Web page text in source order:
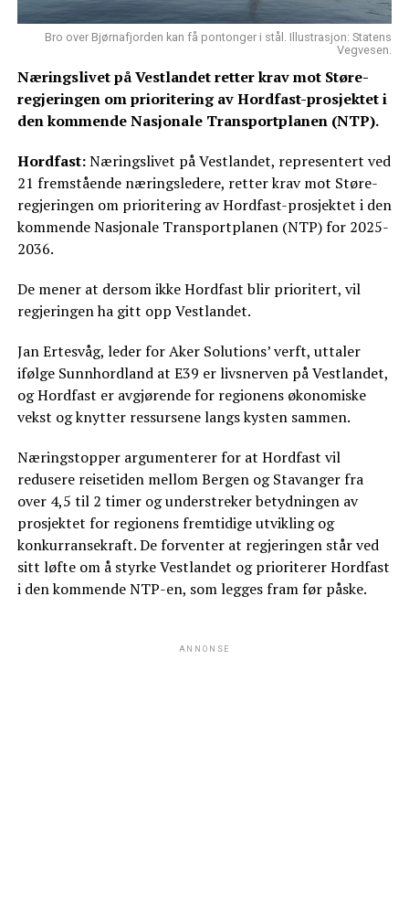
Bro over Bjørnafjorden kan få pontonger i stål. Illustrasjon: Statens
Vegvesen.
Næringslivet på Vestlandet retter krav mot Støre-
regjeringen om prioritering av Hordfast-prosjektet i
den kommende Nasjonale Transportplanen (NTP).
Hordfast:Næringslivet på Vestlandet, representert ved
21 fremstående næringsledere, retter krav mot Støre-
regjeringen om prioritering av Hordfast-prosjektet i den
kommende Nasjonale Transportplanen (NTP) for 2025-
2036.
De mener at dersom ikke Hordfast blir prioritert, vil
regjeringen ha gitt opp Vestlandet.
Jan Ertesvåg, leder for Aker Solutions’ verft, uttaler
ifølge Sunnhordland at E39 er livsnerven på Vestlandet,
og Hordfast er avgjørende for regionens økonomiske
vekst og knytter ressursene langs kysten sammen.
Næringstopper argumenterer for at Hordfast vil
redusere reisetiden mellom Bergen og Stavanger fra
over 4,5 til 2 timer og understreker betydningen av
prosjektet for regionens fremtidige utvikling og
konkurransekraft. De forventer at regjeringen står ved
sitt løfte om å styrke Vestlandet og prioriterer Hordfast
i den kommende NTP-en, som legges fram før påske.
ANNONSE